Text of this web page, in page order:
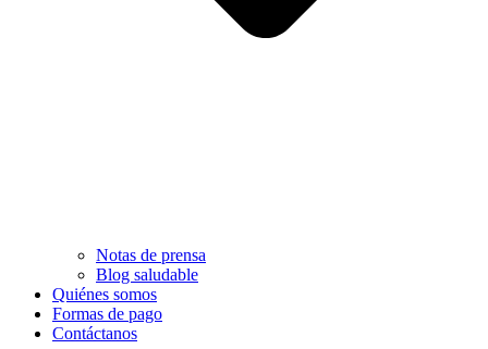
Notas de prensa
Blog saludable
Quiénes somos
Formas de pago
Contáctanos